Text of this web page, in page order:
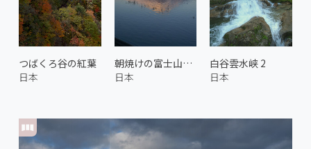
つばくろ谷の紅葉
日本
朝焼けの富士山と山中湖 1
日本
白谷雲水峡 2
日本